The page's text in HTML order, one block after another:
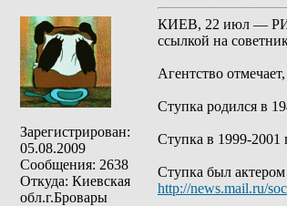
Зарегистрирован:
05.08.2009
Сообщения: 2638
Откуда: Киевская
обл.г.Бровары
КИЕВ, 22 июл — РИА
ссылкой на
Агентство
Ступка родился в
Ступка в 1999-2001
Ступка был
http://news.mail.ru/